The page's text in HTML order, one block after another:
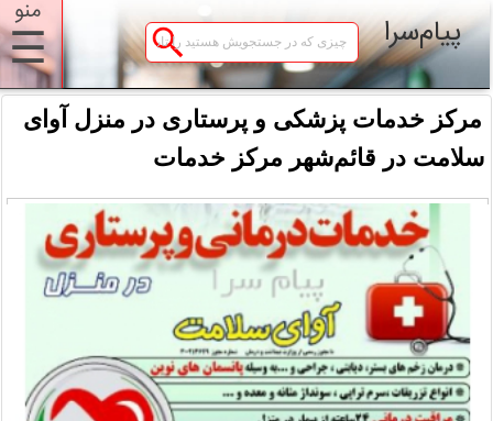
منو
☰ پیام‌سرا
مرکز خدمات پزشکی و پرستاری در منزل آوای
سلامت در قائم‌شهر مرکز خدمات